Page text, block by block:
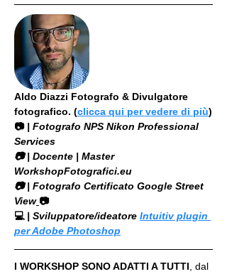
Aldo Diazzi Fotografo & Divulgatore
fotografico. (clicca qui per vedere di più)
📷 | Fotografo NPS Nikon Professional
Services
​📷 | Docente | Master
WorkshopFotografici.eu
📷 | Fotografo Certificato Google Street
View 📷
💻 | Sviluppatore/ideatore Intuitiv plugin
per Adobe Photoshop
I WORKSHOP SONO ADATTI A TUTTI , dal